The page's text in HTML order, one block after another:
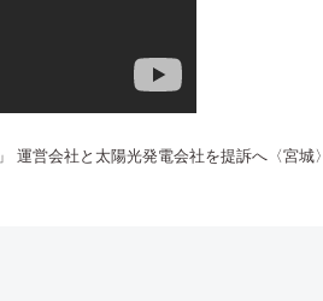
営会社と太陽光発電会社を提訴へ〈宮城〉